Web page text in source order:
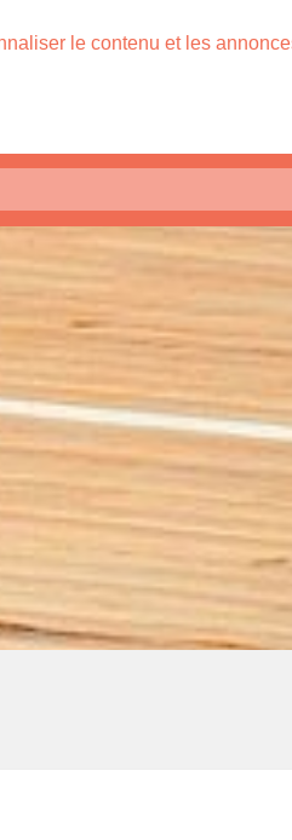
le contenu et les